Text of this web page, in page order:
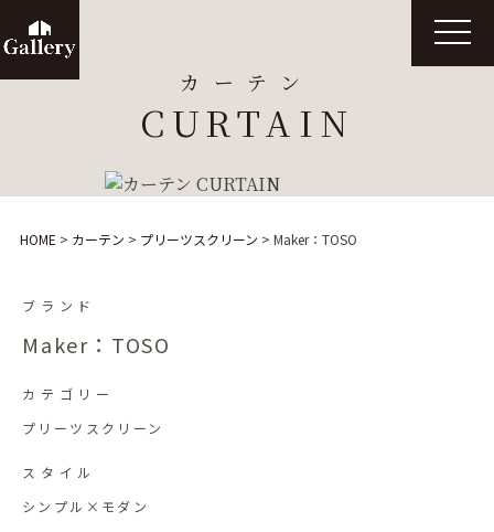
カーテン
CURTAIN
t
o
g
HOME > カーテン > プリーツスクリーン > Maker：TOSO
ブランド
Maker：TOSO
カテゴリー
プリーツスクリーン
スタイル
シンプル×モダン